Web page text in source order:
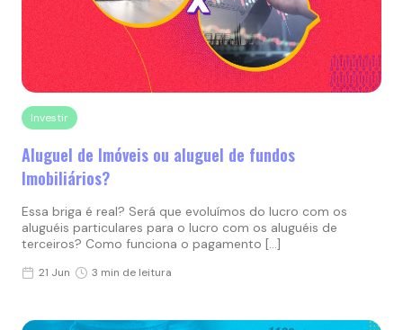
Investir
Aluguel de Imóveis ou aluguel de fundos
Imobiliários?
Essa briga é real? Será que evoluímos do lucro com os
aluguéis particulares para o lucro com os aluguéis de
terceiros? Como funciona o pagamento […]
21 Jun 3 min de leitura